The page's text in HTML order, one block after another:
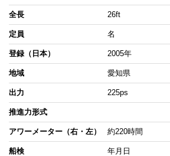
全長 26ft
定員 名
登録（日本） 2005年
地域 愛知県
出力 225ps
推進力形式
アワーメーター（右・左） 約220時間
船検 年月日